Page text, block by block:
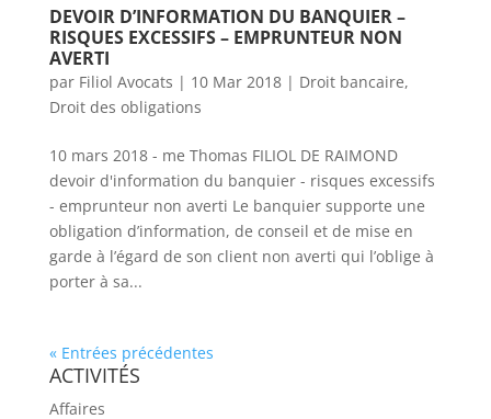
DEVOIR D’INFORMATION DU BANQUIER –
RISQUES EXCESSIFS – EMPRUNTEUR NON
AVERTI
par Filiol Avocats | 10 Mar 2018| Droit bancaire,
Droit des obligations
10 mars 2018 - me Thomas FILIOL DE RAIMOND
devoir d'information du banquier - risques excessifs
- emprunteur non averti Le banquier supporte une
obligation d’information, de conseil et de mise en
garde à l’égard de son client non averti qui l’oblige à
porter à sa...
« Entrées précédentes
ACTIVITÉS
Affaires